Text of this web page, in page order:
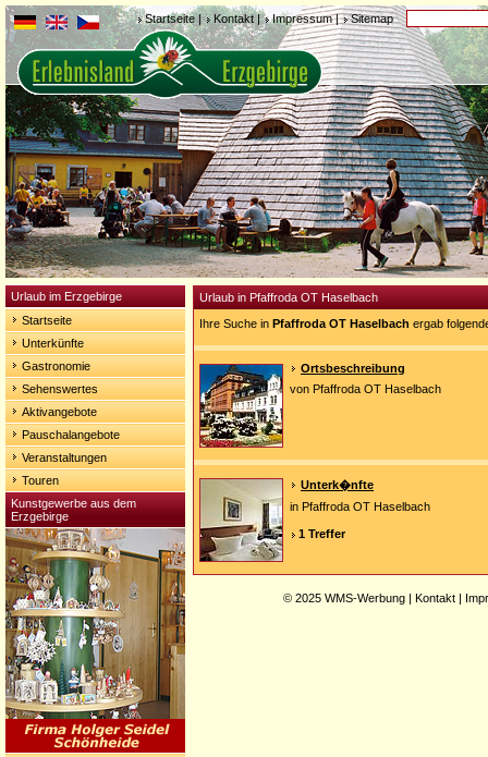
Startseite| Kontakt| Impressum| Sitemap
Urlaub im Erzgebirge
Startseite
Unterkünfte
Gastronomie
Sehenswertes
Aktivangebote
Pauschalangebote
Veranstaltungen
Touren
Kunstgewerbe aus dem
Erzgebirge
Urlaub in Pfaffroda OT Haselbach
Ihre Suche in Pfaffroda OT Haselbach ergab
Ortsbeschreibung
von Pfaffroda OT Haselbach
Unterk�nfte
in Pfaffroda OT Haselbach
1 Treffer
© 2025 WMS-Werbung | Kontakt |